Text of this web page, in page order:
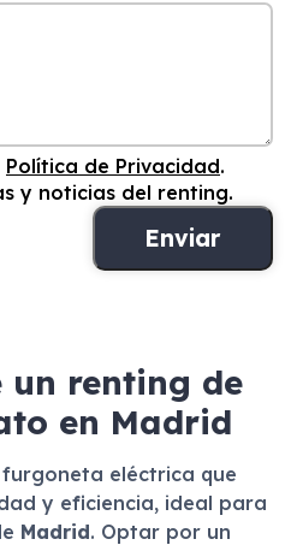
Política de Privacidad.
y noticias del renting.
un renting de
en Madrid
furgoneta eléctrica que
y eficiencia, ideal para
Madrid. Optar por un